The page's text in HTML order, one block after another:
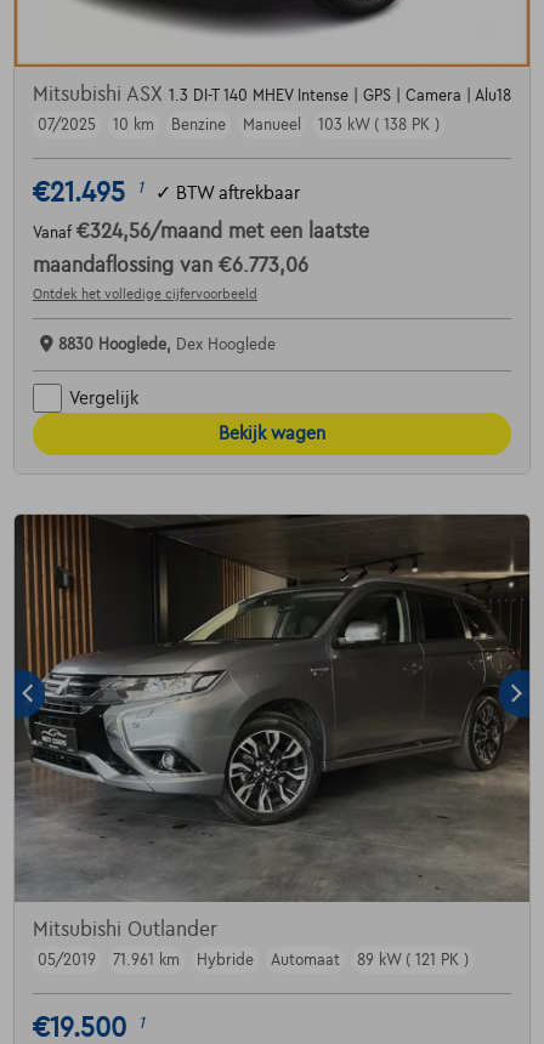
Mitsubishi ASX 1.3 DI-T 140 MHEV Intense | GPS | Camera | Alu18
07/2025
10 km Benzine Manueel 103 kW ( 138 PK )
€21.495 1 ✓ BTW aftrekbaar
Vanaf €324,56/maand met een laatste
maandaflossing van €6.773,06
Ontdek het volledige cijfervoorbeeld
8830 Hooglede, Dex Hooglede
Vergelijk
Bekijk wagen
Mitsubishi Outlander
05/2019 71.961 km Hybride Automaat 89 kW ( 121 PK )
€19.500 1